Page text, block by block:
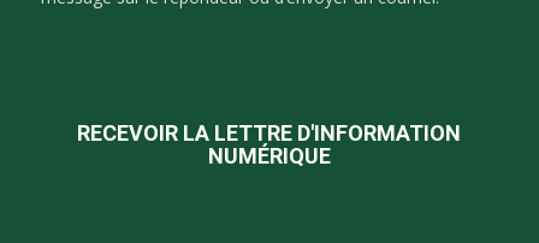
RECEVOIR LA LETTRE D'INFORMATION
NUMÉRIQUE